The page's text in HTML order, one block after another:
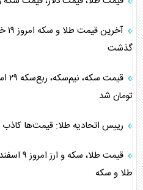
گذشت
تومان شد
رییس اتحادیه طلا: قیمت‌ها کاذب بالا
طلا و سکه